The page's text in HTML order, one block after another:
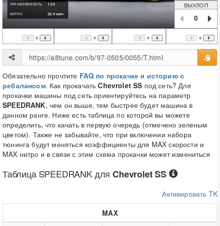
УПРАВЛЯЕМОСТЬ
1.22
НИТРО
22.9км/ч
ВЫХЛОП
0
0 0 0 0
Обязательно прочтите FAQ по прокачке и историю с
ребалансом. Как прокачатьChevrolet SS под сеть? Для
прокачки машины под сеть ориентируйтесь на параметр
SPEEDRANK, чем он выше, тем быстрее будет машина в
данном ранге. Ниже есть таблица по которой вы можете
определить, что качать в первую очередь (отмечено зеленым
цветом). Также не забывайте, что при включении набора
тюнинга будут меняться коэффициенты для MAX скорости и
MAX нитро и в связи с этим схема прокачки может измениться
Таблица SPEEDRANKдляChevrolet SS
Активировать TK
MAX